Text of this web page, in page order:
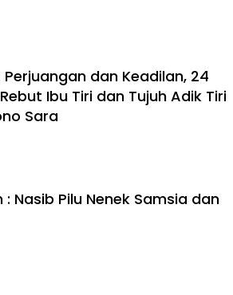
Perjuangan dan Keadilan, 24
Ibu Tiri dan Tujuh Adik Tiri
Sara
Nasib Pilu Nenek Samsia dan